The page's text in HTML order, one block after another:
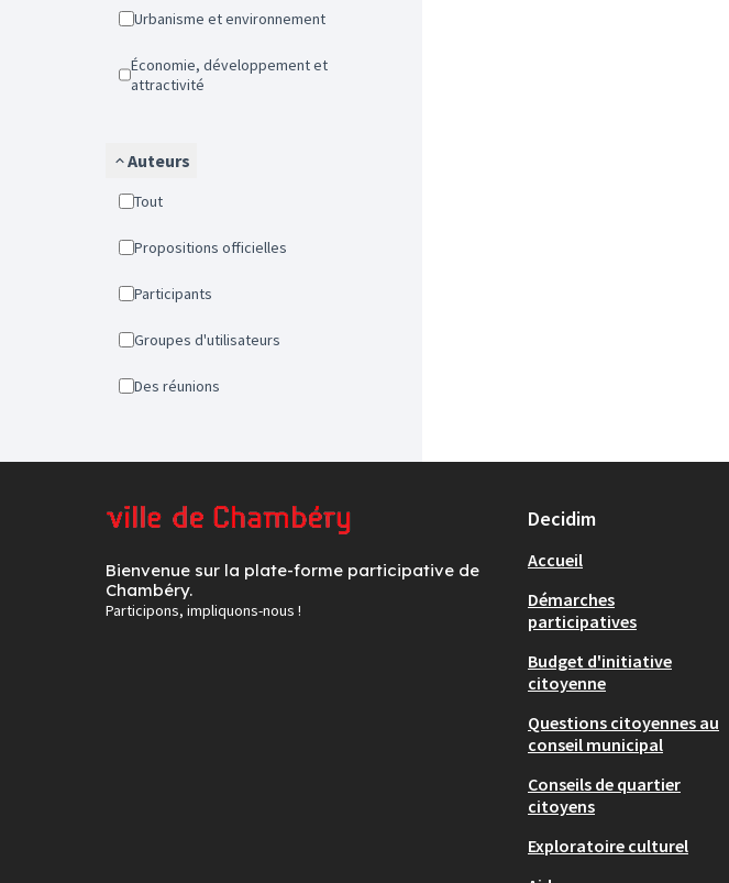
Urbanisme et environnement
Économie, développement et
attractivité
Auteurs
Tout
Propositions officielles
Participants
Groupes d'utilisateurs
Des réunions
Bienvenue sur la plate-forme participative de
Chambéry.
Participons, impliquons-nous !
Decidim
Accueil
Démarches
participatives
Budget d'initiative
citoyenne
Questions citoyennes au
conseil municipal
Conseils de quartier
citoyens
Exploratoire culturel